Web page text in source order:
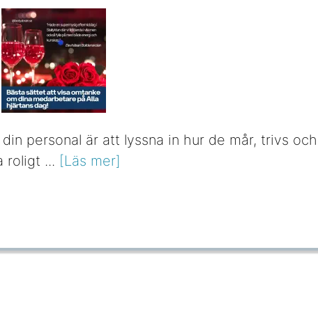
personal är att lyssna in hur de mår, trivs och
roligt ... [Läs mer]